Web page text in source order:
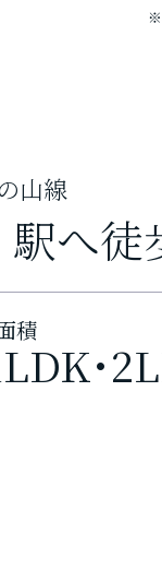
※
山線
駅へ徒
積
･